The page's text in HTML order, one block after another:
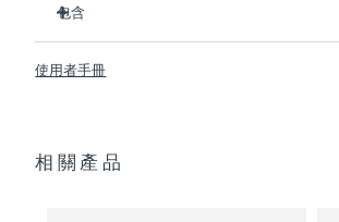
物。
清除毛孔深處的雜質，減少爆痘的可能。
撫平細紋，幫助放鬆面部肌肉緊張點。
16檔強度，符合人體工程學的輕質設計，智
包含
USB 充電線
通用操作指南
使用者手冊
相關產品